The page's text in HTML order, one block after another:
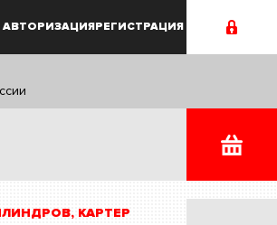
АВТОРИЗАЦИЯРЕГИСТРАЦИЯ
КАРТЕР